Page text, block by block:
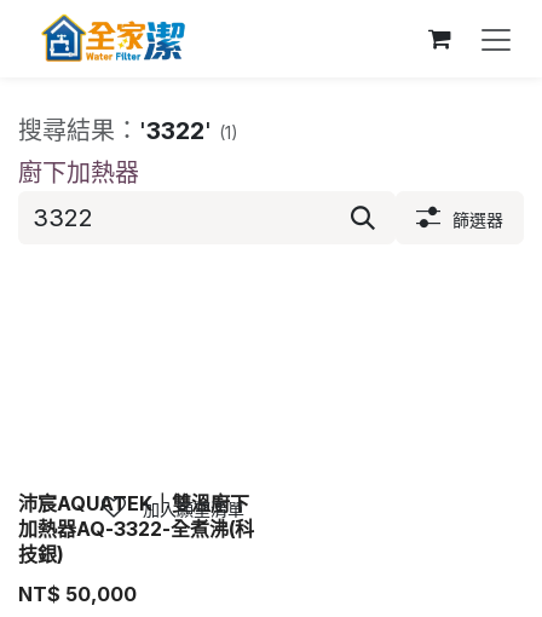
跳至內容
搜尋結果： '3322' (1)
廚下加熱器
篩選器
沛宸AQUATEK｜雙溫廚下
加熱器AQ-3322-全煮沸(科
技銀)
NT$ 50,000
加入願望清單